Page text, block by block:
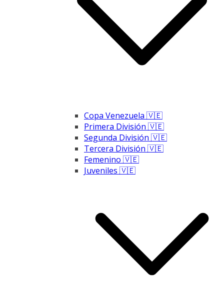
Copa Venezuela 🇻🇪
Primera División 🇻🇪
Segunda División 🇻🇪
Tercera División 🇻🇪
Femenino 🇻🇪
Juveniles 🇻🇪